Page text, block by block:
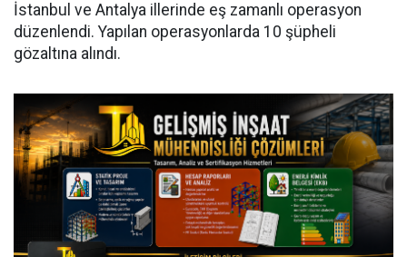
İstanbul ve Antalya illerinde eş zamanlı operasyon
düzenlendi. Yapılan operasyonlarda 10 şüpheli
gözaltına alındı.